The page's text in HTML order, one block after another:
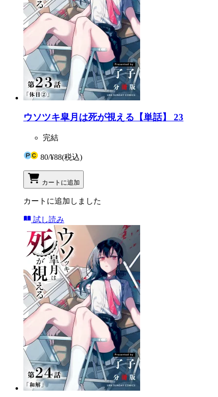
ウソツキ皐月は死が視える【単話】 23
完結
80/¥88(税込)
カートに追加
カートに追加しました
試し読み